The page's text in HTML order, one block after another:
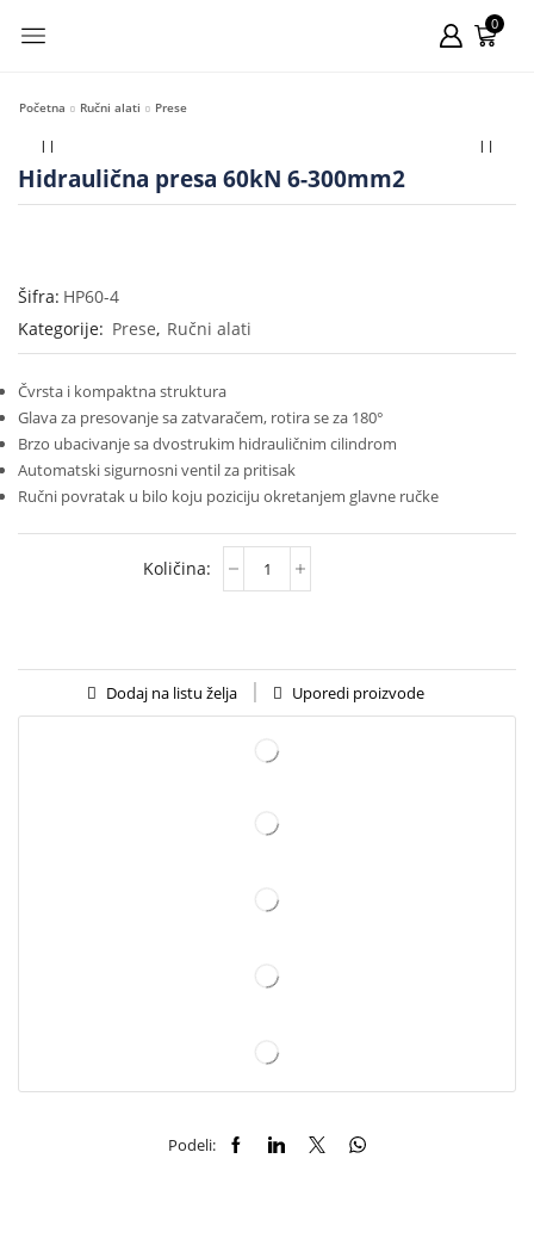
0
Početna Ručni alati Prese
Hidraulična presa 60kN 6-300mm2
Šifra: HP60-4
Kategorije: Prese, Ručni alati
Čvrsta i kompaktna struktura
Glava za presovanje sa zatvaračem, rotira se za 180°
Brzo ubacivanje sa dvostrukim hidrauličnim cilindrom
Automatski sigurnosni ventil za pritisak
Ručni povratak u bilo koju poziciju okretanjem glavne ručke
Dodaj na listu želja Uporedi proizvode
Podeli: